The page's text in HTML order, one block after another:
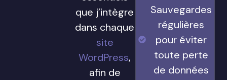
que j’intègre
dans chaque
site
WordPress,
afin de
Sauvegardes
régulières
pour éviter
toute perte
de données